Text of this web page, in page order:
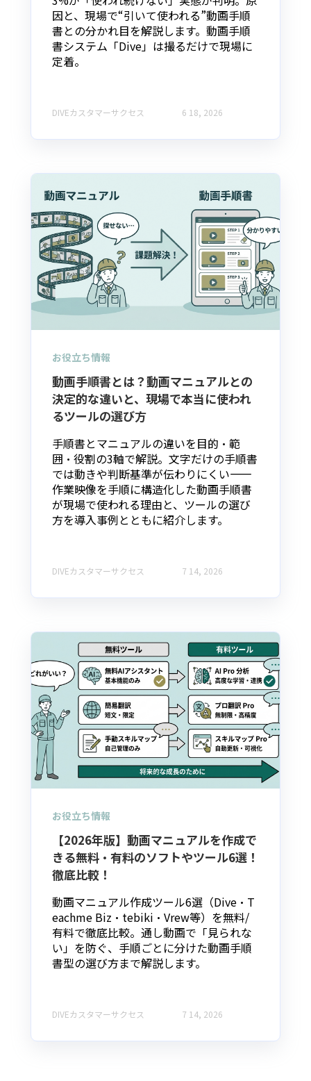
因と、現場で“引いて使われる”動画手順
書との分かれ目を解説します。動画手順
書システム「Dive」は撮るだけで現場に
定着。
DIVEカスタマーサクセス 6 18, 2026
お役立ち情報
動画手順書とは？動画マニュアルとの
決定的な違いと、現場で本当に使われ
るツールの選び方
手順書とマニュアルの違いを目的・範
囲・役割の3軸で解説。文字だけの手順書
では動きや判断基準が伝わりにくい——
作業映像を手順に構造化した動画手順書
が現場で使われる理由と、ツールの選び
方を導入事例とともに紹介します。
DIVEカスタマーサクセス 7 14, 2026
お役立ち情報
【2026年版】動画マニュアルを作成で
きる無料・有料のソフトやツール6選！
徹底比較！
動画マニュアル作成ツール6選（Dive・T
eachme Biz・tebiki・Vrew等）を無料/
有料で徹底比較。通し動画で「見られな
い」を防ぐ、手順ごとに分けた動画手順
書型の選び方まで解説します。
DIVEカスタマーサクセス 7 14, 2026